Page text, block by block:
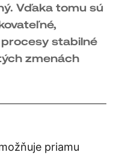
Vďaka tomu sú
stabilné
zmenách
priamu